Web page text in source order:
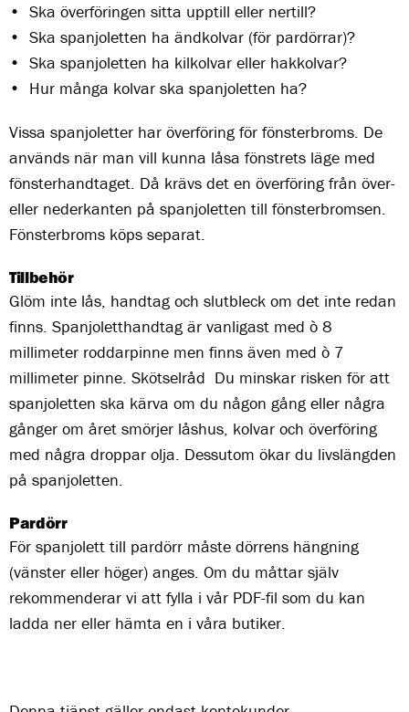
• Ska överföringen sitta upptill eller nertill?
• Ska spanjoletten ha ändkolvar (för pardörrar)?
• Ska spanjoletten ha kilkolvar eller hakkolvar?
• Hur många kolvar ska spanjoletten ha?
Vissa spanjoletter har överföring för fönsterbroms. De
används när man vill kunna låsa fönstrets läge med
fönsterhandtaget. Då krävs det en överföring från över-
eller nederkanten på spanjoletten till fönsterbromsen.
Fönsterbroms köps separat.
Tillbehör
Glöm inte lås, handtag och slutbleck om det inte redan
finns. Spanjoletthandtag är vanligast med ò 8
millimeter roddarpinne men finns även med ò 7
millimeter pinne. Skötselråd Du minskar risken för att
spanjoletten ska kärva om du någon gång eller några
gånger om året smörjer låshus, kolvar och överföring
med några droppar olja. Dessutom ökar du livslängden
på spanjoletten.
Pardörr
För spanjolett till pardörr måste dörrens hängning
(vänster eller höger) anges. Om du måttar själv
rekommenderar vi att fylla i vår PDF-fil som du kan
ladda ner eller hämta en i våra butiker.